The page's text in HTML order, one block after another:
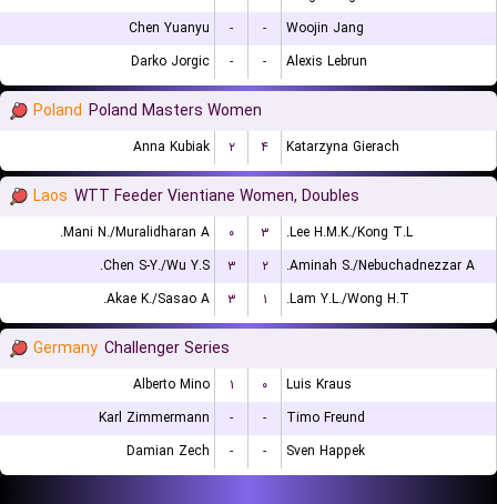
Chen Yuanyu
- -
Woojin Jang
Darko Jorgic
- - Alexis Lebrun
Poland Poland Masters Women
Anna Kubiak ۲ ۴ Katarzyna Gierach
Laos WTT Feeder Vientiane Women, Doubles
Mani N./Muralidharan A. ۰ ۳
Lee H.M.K./Kong T.L.
Chen S-Y./Wu Y.S.
۳ ۲
Aminah S./Nebuchadnezzar A.
Akae K./Sasao A.
۳ ۱ Lam Y.L./Wong H.T.
Germany Challenger Series
Alberto Mino ۱ ۰
Luis Kraus
Karl Zimmermann
- -
Timo Freund
Damian Zech
- - Sven Happek